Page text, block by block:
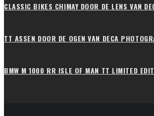
CLASSIC BIKES CHIMAY DOOR DE LENS VAN
TT ASSEN DOOR DE OGEN VAN DECA
BMW M 1000 RR ISLE OF MAN TT LIMITED